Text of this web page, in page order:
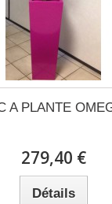
A PLANTE
279,40 €
Détails